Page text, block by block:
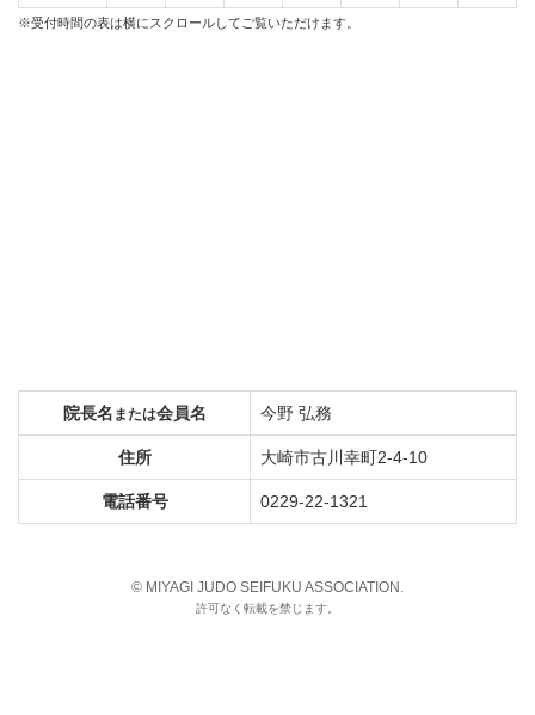
※受付時間の表は横にスクロールしてご覧いただけます。
院長名 または会員名 今野 弘務
住所 大崎市古川幸町2-4-10
電話番号 0229-22-1321
© MIYAGI JUDO SEIFUKU ASSOCIATION.
許可なく転載を禁じます。